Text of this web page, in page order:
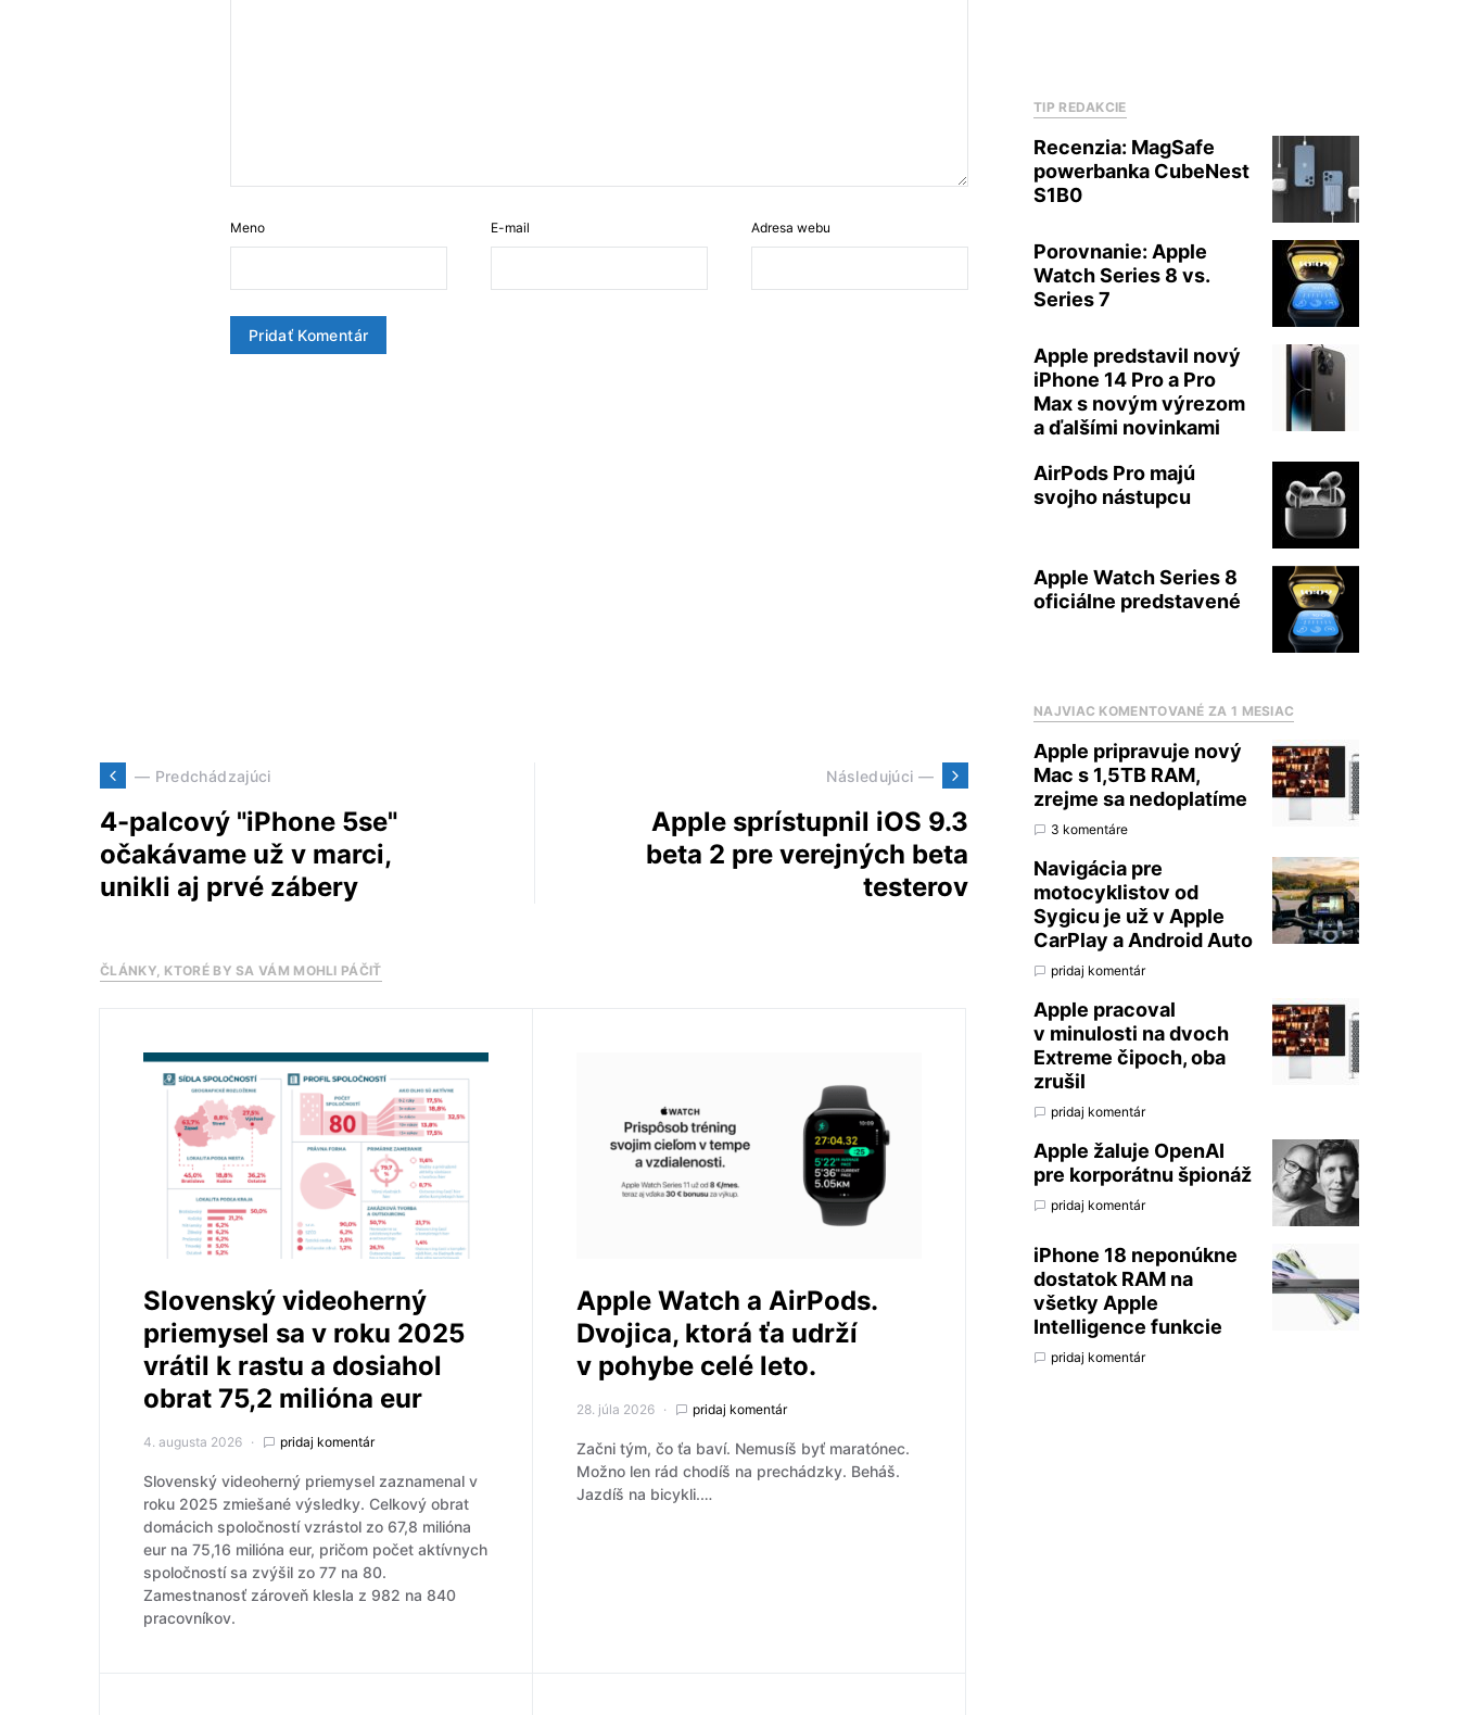
Meno E-mail Adresa webu
— Predchádzajúci
4-palcový "iPhone 5se"
očakávame už v marci,
unikli aj prvé zábery
Následujúci —
Apple sprístupnil iOS 9.3
beta 2 pre verejných beta
testerov
ČLÁNKY, KTORÉ BY SA VÁM MOHLI PÁČIŤ
Slovenský videoherný
priemysel sa v roku 2025
vrátil k rastu a dosiahol
obrat 75,2 milióna eur
4. augusta 2026 pridaj komentár
Slovenský videoherný priemysel zaznamenal v
roku 2025 zmiešané výsledky. Celkový obrat
domácich spoločností vzrástol zo 67,8 milióna
eur na 75,16 milióna eur, pričom počet aktívnych
spoločností sa zvýšil zo 77 na 80.
Zamestnanosť zároveň klesla z 982 na 840
pracovníkov.
Apple Watch a AirPods.
Dvojica, ktorá ťa udrží
v pohybe celé leto.
28. júla 2026 pridaj komentár
Začni tým, čo ťa baví. Nemusíš byť maratónec.
Možno len rád chodíš na prechádzky. Beháš.
Jazdíš na bicykli.…
TIP REDAKCIE
Recenzia: MagSafe
powerbanka CubeNest
S1B0
Porovnanie: Apple
Watch Series 8 vs.
Series 7
Apple predstavil nový
iPhone 14 Pro a Pro
Max s novým výrezom
a ďalšími novinkami
AirPods Pro majú
svojho nástupcu
Apple Watch Series 8
oficiálne predstavené
NAJVIAC KOMENTOVANÉ ZA 1 MESIAC
Apple pripravuje nový
Mac s 1,5TB RAM,
zrejme sa nedoplatíme
3 komentáre
Navigácia pre
motocyklistov od
Sygicu je už v Apple
CarPlay a Android Auto
pridaj komentár
Apple pracoval
v minulosti na dvoch
Extreme čipoch, oba
zrušil
pridaj komentár
Apple žaluje OpenAI
pre korporátnu špionáž
pridaj komentár
iPhone 18 neponúkne
dostatok RAM na
všetky Apple
Intelligence funkcie
pridaj komentár